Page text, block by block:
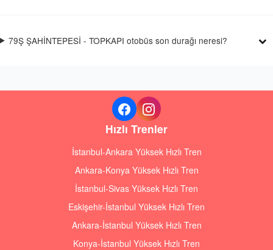
79Ş ŞAHİNTEPESİ - TOPKAPI otobüs son durağı neresi?
Hızlı Trenler
İstanbul-Ankara Yüksek Hızlı Tren
Ankara-Konya Yüksek Hızlı Tren
İstanbul-Sivas Yüksek Hızlı Tren
Eskişehir-İstanbul Yüksek Hızlı Tren
Ankara-İstanbul Yüksek Hızlı Tren
Konya-İstanbul Yüksek Hızlı Tren